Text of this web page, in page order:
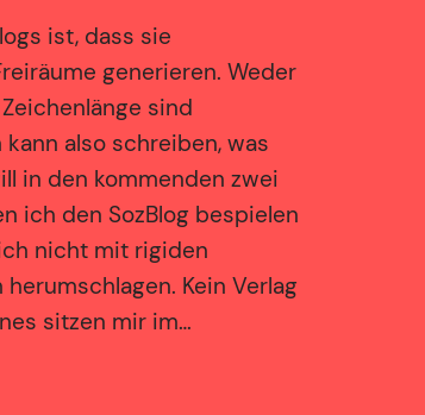
ist, dass sie
generieren. Weder
sind
also schreiben, was
in den kommenden zwei
ich den SozBlog bespielen
nicht mit rigiden
Kein Verlag
sitzen mir im…